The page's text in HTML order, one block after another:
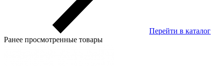
Перейти в каталог
Ранее просмотренные товары